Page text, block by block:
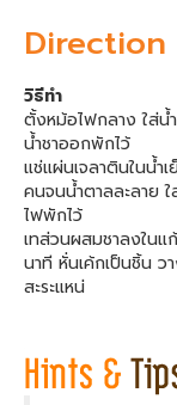
Direction
วิธีทำ
ตั้งหม้อไฟกลาง ใส่น้
น้ำชาออกพักไว้
แช่แผ่นเจลาตินในน้
คนจนน้ำตาลละลาย
ไฟพักไว้
เทส่วนผสมชาลงใน
นาที หั่นเค้กเป็นชิ้น
สะระแหน่